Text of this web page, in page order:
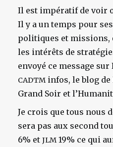
Il est impératif de voir
Il y a un temps pour
politiques et missions,
les intérêts de
envoyé ce message
CADTMinfos, le blog de
Grand Soir et
Je crois que tous nous
sera pas aux second
6% et JLM19% ce qui